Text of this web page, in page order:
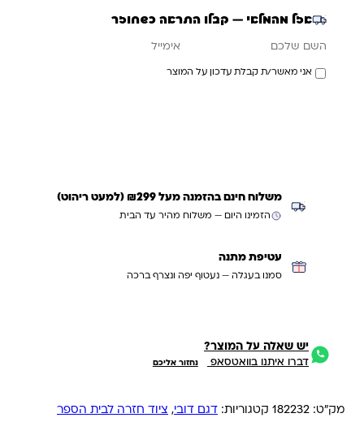
אזל מהמלאי — קבלו התראה כשחוזר
אני מאשר/ת קבלת עדכון על המוצר
משלוח חינם בהזמנה מעל ₪299 (למעט ריהוט)
הזמינו היום — משלוח מהיר עד הבית
עטיפת מתנה
סמנו בעגלה — נעטוף יפה ונצרף ברכה
יש שאלה על המוצר?
דברו איתנו בוואטסאפ נחזור אליכם
מק"ט: 182232 קטגוריות: דגם דובי, ציוד חזרה לבית הספר